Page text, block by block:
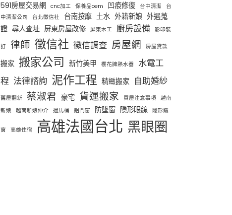
591房屋交易網 cnc加工 保養品oem 凹痕修復 台中清潔
台
中清潔公司
台北徵信社 台南按摩 土水 外籍新娘 外遇蒐
證 尋人查址 屏東房屋改修 屏東木工 廚房設備 影印裝
訂 律師 徵信社 徵信調查 房屋網 房屋貸款
搬家 搬家公司 新竹美甲 櫻花牌熱水器
水電工
程 法律諮詢 泥作工程 精緻搬家 自助婚紗
舊屋翻新 蔡淑君 豪宅 貨運搬家 買屋注意事項 越南
新娘
越南新娘仲介 通馬桶 鋁門窗 防墜窗 隱形眼線 隱形鐵
窗 高雄住宿 高雄法國台北 黑眼圈